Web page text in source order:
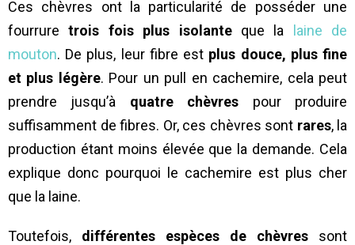
Ces chèvres ont la particularité de posséder une
fourruretrois fois plus isolanteque la laine de
mouton. De plus, leur fibre est plus douce, plus fine
et plus légère. Pour un pull en cachemire, cela peut
prendre jusqu’à quatre chèvres pour produire
suffisamment de fibres. Or, ces chèvres sont rares, la
production étant moins élevée que la demande. Cela
explique donc pourquoi le cachemire est plus cher
que la laine.
Toutefois, différentes espèces de chèvres sont